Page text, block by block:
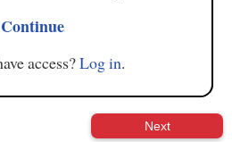
Continue
access?Log in.
Next